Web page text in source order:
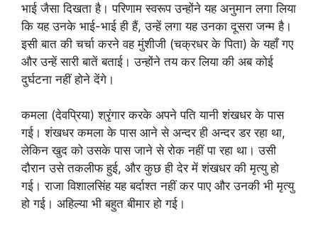
भाई जैसा दिखता है। परिणाम स्वरूप उन्होंने यह अनुमान लगा लिया
कि यह उनके भाई-भाई ही हैं, उन्हें लगा यह उनका दूसरा जन्म है।
इसी बात की चर्चा करने वह मुंशीजी (चक्रधर के पिता) के यहाँ गए
और उन्हें सारी बातें बताई। उन्होंने तय कर लिया की अब कोई
दुर्घटना नहीं होने देंगे।
कमला (देवप्रिया) श्रृंगार करके अपने पति यानी शंखधर के पास
गई। शंखधर कमला के पास आने से अन्दर ही अन्दर डर रहा था,
लेकिन खुद को उसके पास जाने से रोक नहीं पा रहा था। उसी
दौरान उसे तकलीफ हुई, और कुछ ही देर में शंखधर की मृत्यु हो
गई। राजा विशालसिंह यह बर्दाश्त नहीं कर पाए और उनकी भी मृत्यु
हो गई। अहिल्या भी बहुत बीमार हो गई।